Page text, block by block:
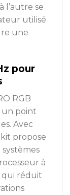
l’autre se
utilisé
une
pour
RGB
un point
Avec
propose
à
qui réduit